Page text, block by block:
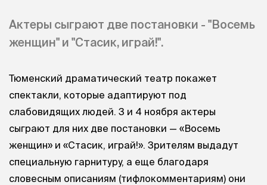
Актеры сыграют две постановки - "Восемь
женщин" и "Стасик, играй!".
Тюменский драматический театр покажет
спектакли, которые адаптируют под
слабовидящих людей. 3 и 4 ноября актеры
сыграют для них две постановки — «Восемь
женщин» и «Стасик, играй!». Зрителям выдадут
специальную гарнитуру, а еще благодаря
словесным описаниям (тифлокомментариям) они